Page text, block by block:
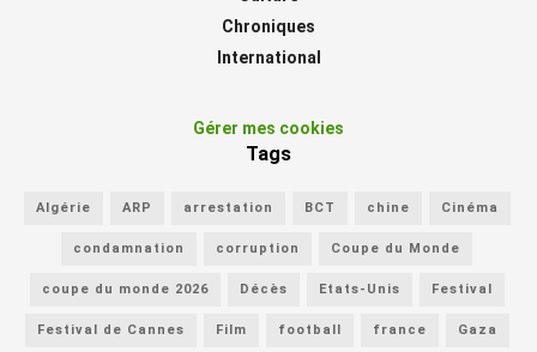
Chroniques
International
Gérer mes cookies
Tags
Algérie ARP arrestation BCT chine Cinéma
condamnation corruption Coupe du Monde
coupe du monde 2026 Décès Etats-Unis Festival
Festival de Cannes Film football france Gaza